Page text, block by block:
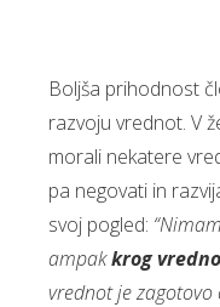
Boljša prihodnost
razvoju vrednot. V
morali nekatere
pa negovati in
svoj pogled:
ampakkrog
vrednot je zagotovo